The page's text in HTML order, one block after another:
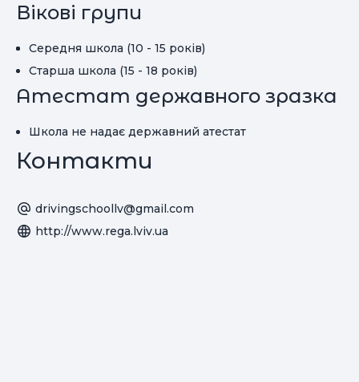
Вікові групи
Середня школа (10 - 15 років)
Старша школа (15 - 18 років)
Атестат державного зразка
Школа не надає державний атестат
Контакти
drivingschoollv@gmail.com
http://www.rega.lviv.ua